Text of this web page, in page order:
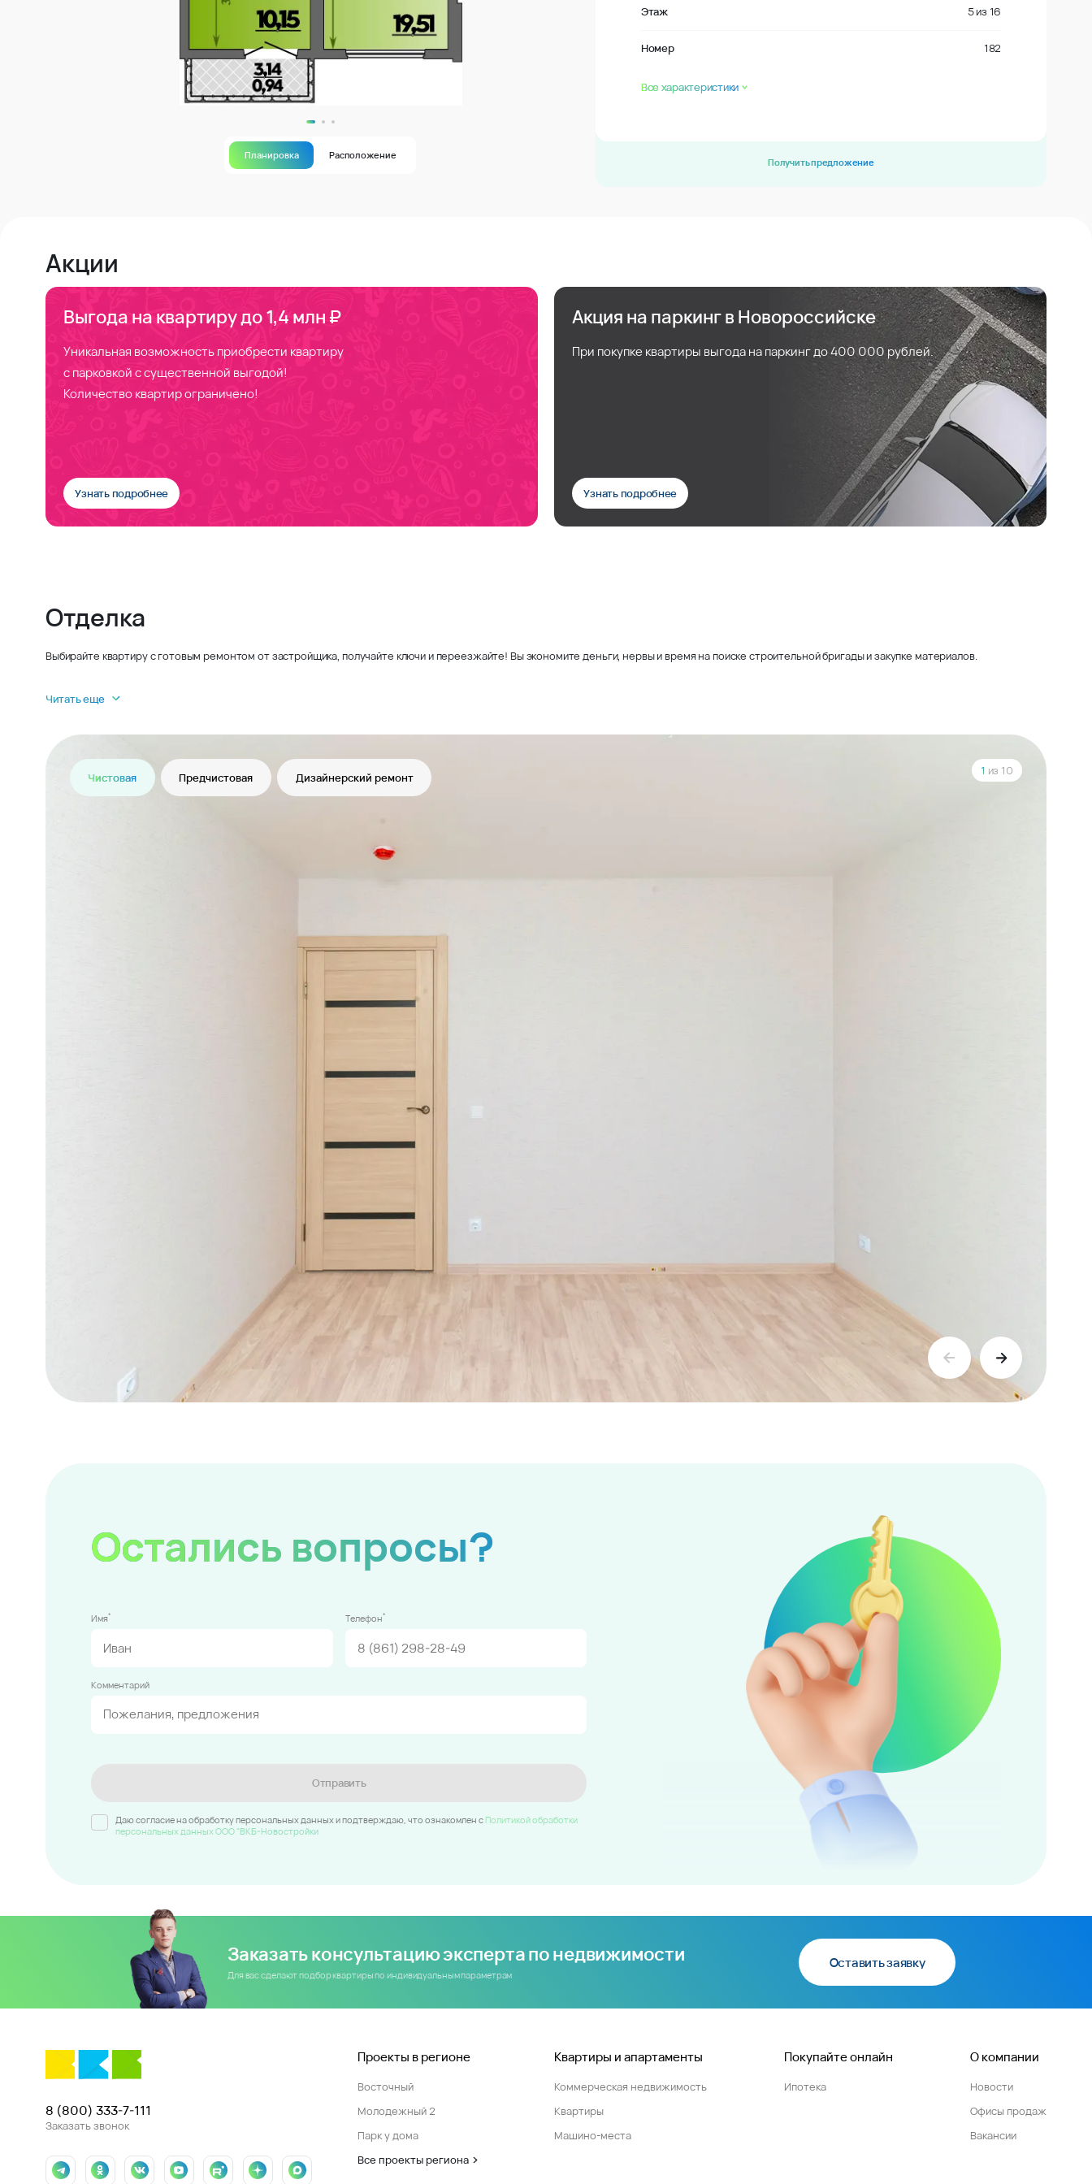
Планировка Расположение
Этаж 5из 16
Номер 182
Все характеристики
Получить предложение
Акции
Выгода на квартиру до 1,4 млн ₽
Уникальная возможность приобрести квартиру
с парковкой с существенной выгодой!
Количество квартир ограничено!
Узнать подробнее
Акция на паркинг в Новороссийске
При покупке квартиры выгода на паркинг до 400 000 рублей.
Узнать подробнее
Отделка
Выбирайте квартиру с готовым ремонтом от застройщика, получайте ключи и переезжайте! Вы экономите деньги, нервы и время на поиске строительной бригады и закупке материалов.
Читать еще
Чистовая Предчистовая Дизайнерский ремонт
1 из 10
Остались вопросы?
Имя* Телефон*
Комментарий
Отправить
Даю согласие на обработку персональных данных и подтверждаю, что ознакомлен c Политикой обработки
персональных данных ООО "ВКБ-Новостройки
Заказать консультацию эксперта по недвижимости
Для вас сделают подбор квартиры по индивидуальным параметрам
Оставить заявку
8 (800) 333-7-111
Заказать звонок
Проекты в регионе
Восточный
Молодежный 2
Парк у дома
Все проекты региона
Квартиры и апартаменты
Коммерческая недвижимость
Квартиры
Машино-места
Покупайте онлайн
Ипотека
О компании
Новости
Офисы продаж
Вакансии